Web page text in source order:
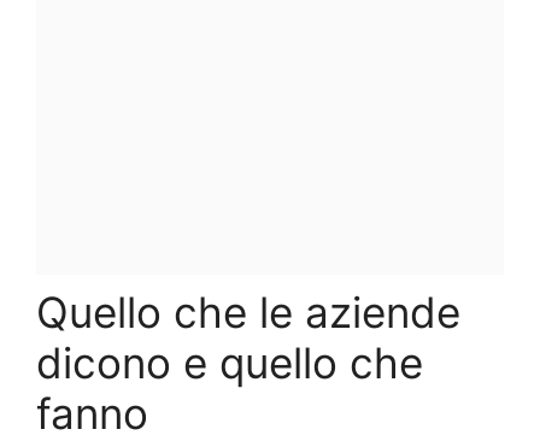
Quello che le aziende
dicono e quello che
fanno